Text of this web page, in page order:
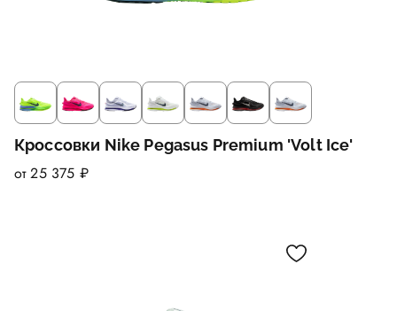
Кроссовки Nike Pegasus Premium 'Volt Ice'
от 25 375 ₽